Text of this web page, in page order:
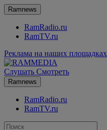
Ramnews
RamRadio.ru
RamTV.ru
Реклама на наших площадках
Слушать Смотреть
Ramnews
RamRadio.ru
RamTV.ru